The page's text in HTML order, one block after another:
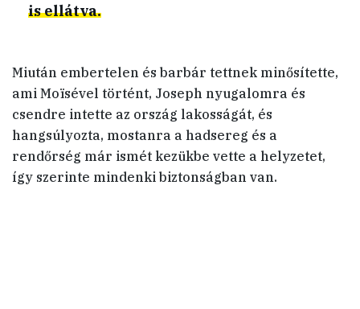
is ellátva.
Miután embertelen és barbár tettnek minősítette,
ami Moïsével történt, Joseph nyugalomra és
csendre intette az ország lakosságát, és
hangsúlyozta, mostanra a hadsereg és a
rendőrség már ismét kezükbe vette a helyzetet,
így szerinte mindenki biztonságban van.